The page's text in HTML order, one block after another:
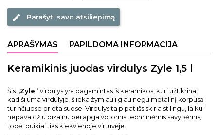
edit Parašyti savo atsiliepimą
APRAŠYMAS PAPILDOMA INFORMACIJA
Keramikinis juodas virdulys Zyle 1,5 l
Šis „Zyle“ virdulys yra pagamintas iš keramikos, kuri užtikrina,
kad šiluma virdulyje išlieka žymiau ilgiau negu metalinį korpusą
turinčiuose prietaisuose. Virdulys taip pat išsiskiria stilingu, laikui
nepavaldžiu dizainu bei apgalvotomis techninėmis savybėmis,
todėl puikiai tiks kiekvienoje virtuvėje.